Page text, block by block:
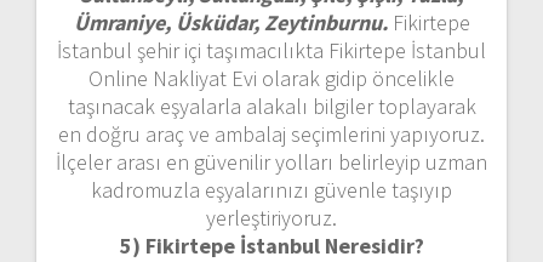
Ümraniye, Üsküdar, Zeytinburnu. Fikirtepe
İstanbul şehir içi taşımacılıkta Fikirtepe İstanbul
Online Nakliyat Evi olarak gidip öncelikle
taşınacak eşyalarla alakalı bilgiler toplayarak
en doğru araç ve ambalaj seçimlerini yapıyoruz.
İlçeler arası en güvenilir yolları belirleyip uzman
kadromuzla eşyalarınızı güvenle taşıyıp
yerleştiriyoruz.
5) Fikirtepe İstanbul Neresidir?